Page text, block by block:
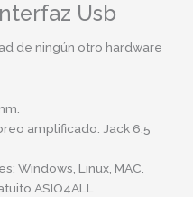
Usb
de ningún otro hardware
amplificado: Jack 6,5
Windows, Linux, MAC.
ASIO4ALL.